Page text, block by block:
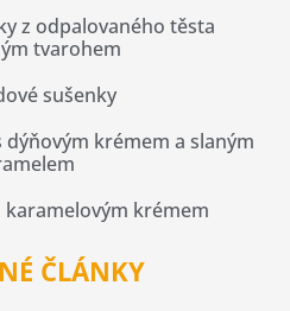
z odpalovaného těsta
tvarohem
sušenky
dýňovým krémem a slaným
karamelovým krémem
ČLÁNKY